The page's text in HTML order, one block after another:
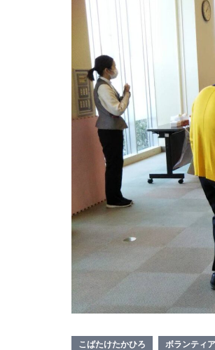
こばたけたかひろ ボランティア